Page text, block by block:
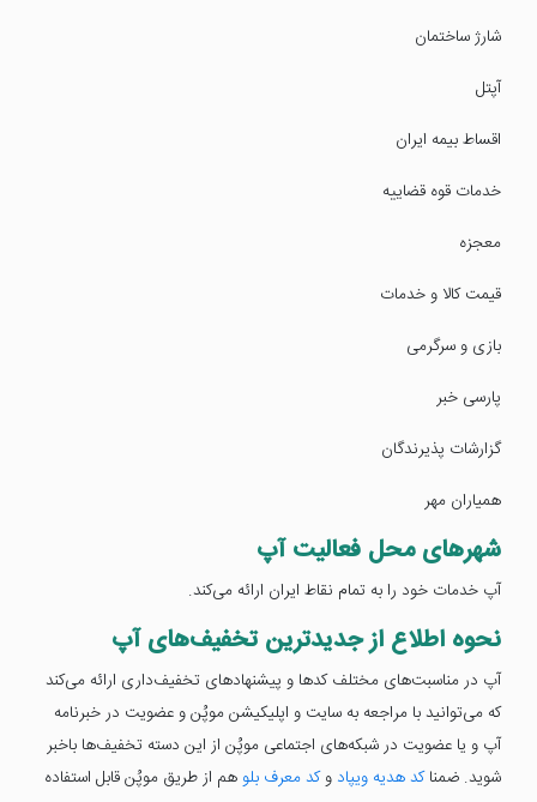
شارژ ساختمان
آپتل
اقساط بیمه ایران
خدمات قوه قضاییه
معجزه
قیمت کالا و خدمات
بازی و سرگرمی
پارسی خبر
گزارشات پذیرندگان
همیاران مهر
شهرهای محل فعالیت آپ
آپ خدمات خود را به تمام نقاط ایران ارائه می‌کند.
نحوه اطلاع از جدیدترین تخفیف‌های آپ
آپ در مناسبت‌های مختلف کدها و پیشنهادهای تخفیف‌داری ارائه می‌کند
که می‌توانید با مراجعه به سایت و اپلیکیشن موپُن و عضویت در خبرنامه
آپ و یا عضویت در شبکه‌های اجتماعی موپُن از این دسته تخفیف‌ها باخبر
شوید. ضمناکد هدیه ویپاد وکد معرف بلو هم از طریق موپُن قابل استفاده